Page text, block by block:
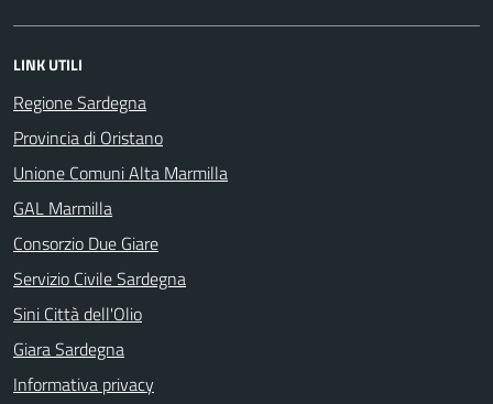
LINK UTILI
Regione Sardegna
Provincia di Oristano
Unione Comuni Alta Marmilla
GAL Marmilla
Consorzio Due Giare
Servizio Civile Sardegna
Sini Città dell'Olio
Giara Sardegna
Informativa privacy